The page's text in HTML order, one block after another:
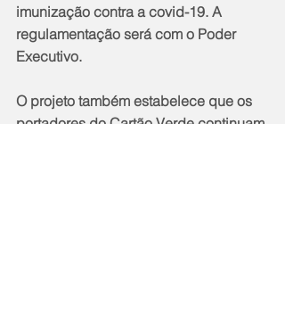
imunização contra a covid-19. A
regulamentação será com o Poder
Executivo.
O projeto também estabelece que os
portadores do Cartão Verde continuam